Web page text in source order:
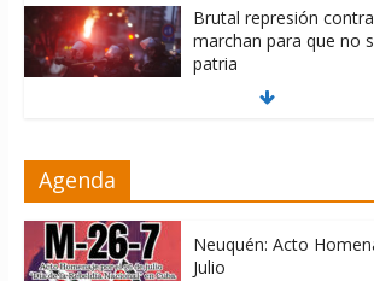
Brutal represión
marchan para que no
patria
06/08/2026
06/08/2026
Agenda
Neuquén: Acto
Julio